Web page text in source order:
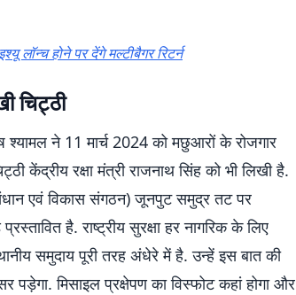
लॉन्च होने पर देंगे मल्टीबैगर रिटर्न
चिट्ठी
श्यामल ने 11 मार्च 2024 को मछुआरों के रोजगार
रक्षा मंत्री राजनाथ सिंह को भी लिखी है.
एवं विकास संगठन) जूनपुट समुद्र तट पर
है. राष्ट्रीय सुरक्षा हर नागरिक के लिए
समुदाय पूरी तरह अंधेरे में है. उन्हें इस बात की
पड़ेगा. मिसाइल प्रक्षेपण का विस्फोट कहां होगा और